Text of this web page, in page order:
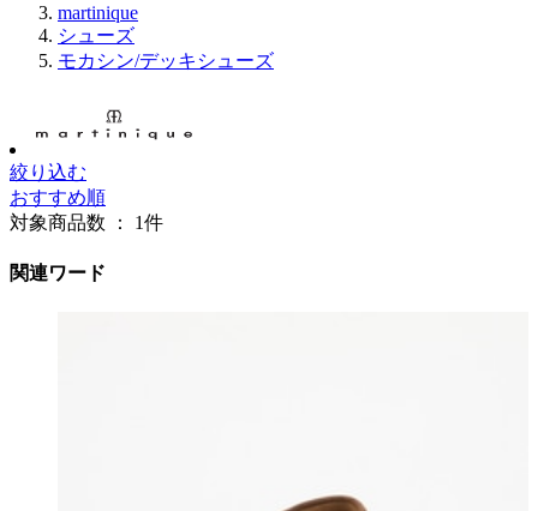
martinique
シューズ
モカシン/デッキシューズ
絞り込む
おすすめ順
対象商品数 ： 1件
関連ワード